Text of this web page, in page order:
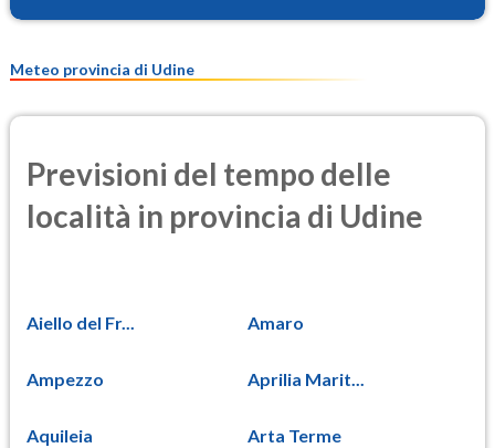
Meteo provincia di Udine
Previsioni del tempo delle
località in provincia di Udine
Aiello del Fr... Amaro
Ampezzo Aprilia Marit...
Aquileia Arta Terme